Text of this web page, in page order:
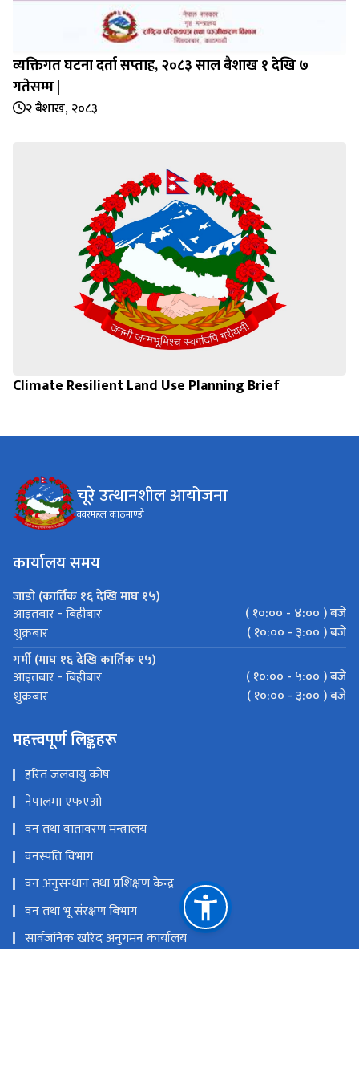
व्यक्तिगत घटना दर्ता सप्‍ताह, २०८३ साल बैशाख १ देखि ७
गतेसम्म |
२ बैशाख, २०८३
Climate Resilient Land Use Planning Brief
चूरे उत्थानशील आयोजना
ववरमहल काठमाण्डौं
कार्यालय समय
जाडो (कार्तिक १६ देखि माघ १५)
आइतबार - बिहीबार
( १०:०० - ४:०० ) बजे
शुक्रबार
( १०:०० - ३:०० ) बजे
गर्मी (माघ १६ देखि कार्तिक १५)
आइतबार - बिहीबार
( १०:०० - ५:०० ) बजे
शुक्रबार
( १०:०० - ३:०० ) बजे
महत्त्वपूर्ण लिङ्कहरू
हरित जलवायु कोष
नेपालमा एफएओ
वन तथा वातावरण मन्त्रालय
वनस्पति विभाग
वन अनुसन्धान तथा प्रशिक्षण केन्द्र
वन तथा भू संरक्षण बिभाग
सार्वजनिक खरिद अनुगमन कार्यालय